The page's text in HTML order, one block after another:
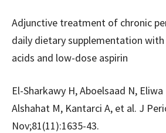
Adjunctive treatment of chronic
daily dietary supplementation
acids and low-dose aspirin
El-Sharkawy H, Aboelsaad N,
Alshahat M, Kantarci A, et al. J
Nov;81(11):1635-43.